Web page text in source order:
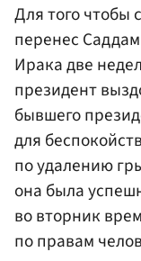
Для того чтобы
перенес
Ирака две
президент
бывшего
для
по удалению
она была
во вторник
по правам